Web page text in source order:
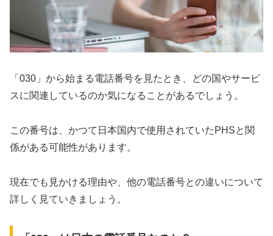
「030」から始まる電話番号を見たとき、どの国やサービ
スに関連しているのか気になることがあるでしょう。
この番号は、かつて日本国内で使用されていたPHSと関
係がある可能性があります。
現在でも見かける理由や、他の電話番号との違いについて
詳しく見ていきましょう。